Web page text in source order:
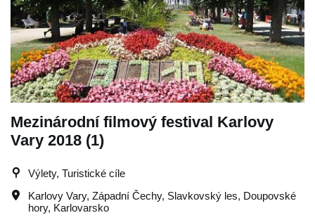
Mezinárodní filmový festival Karlovy
Vary 2018 (1)
Výlety, Turistické cíle
Karlovy Vary, Západní Čechy, Slavkovský les, Doupovské
hory, Karlovarsko